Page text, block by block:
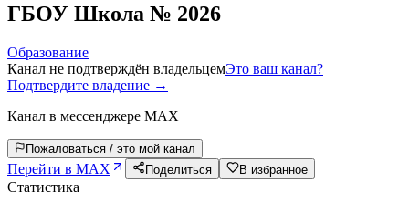
ГБОУ Школа № 2026
Образование
Канал не подтверждён владельцемЭто ваш канал?
Подтвердите владение →
Канал в мессенджере MAX
Пожаловаться / это мой канал
Перейти в MAX Поделиться В избранное
Статистика